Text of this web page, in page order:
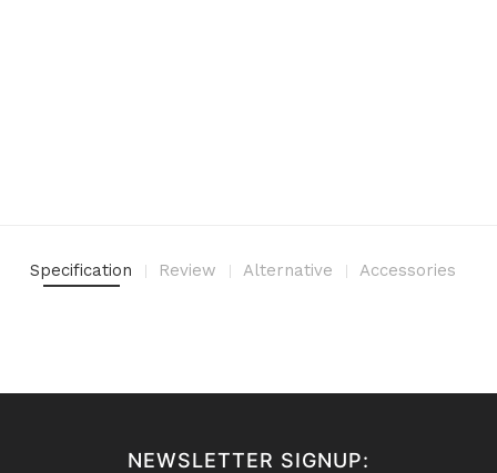
Specification Review Alternative Accessories
NEWSLETTER SIGNUP: